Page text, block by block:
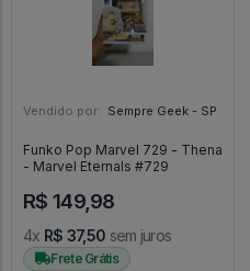
Vendido por: Sempre Geek - SP
Funko Pop Marvel 729 - Thena
- Marvel Eternals #729
R$ 149,98
4x R$ 37,50 sem juros
Frete Grátis